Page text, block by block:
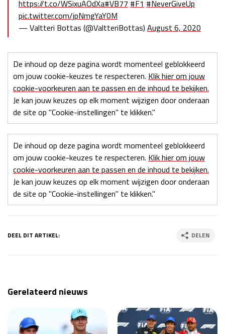
https://t.co/WSixuAOdXa#VB77 #F1 #NeverGiveUp
pic.twitter.com/jpNmgYaY0M
— Valtteri Bottas (@ValtteriBottas) August 6, 2020
De inhoud op deze pagina wordt momenteel geblokkeerd
om jouw cookie-keuzes te respecteren. Klik hier om jouw
cookie-voorkeuren aan te passen en de inhoud te bekijken.
Je kan jouw keuzes op elk moment wijzigen door onderaan
de site op "Cookie-instellingen" te klikken."
De inhoud op deze pagina wordt momenteel geblokkeerd
om jouw cookie-keuzes te respecteren. Klik hier om jouw
cookie-voorkeuren aan te passen en de inhoud te bekijken.
Je kan jouw keuzes op elk moment wijzigen door onderaan
de site op "Cookie-instellingen" te klikken."
DEEL DIT ARTIKEL: DELEN
Gerelateerd nieuws